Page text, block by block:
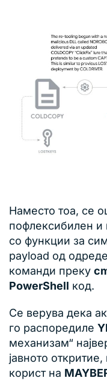
Наместо тоа, се
пофлексибилен и
со функции за
payload од
команди преку
PowerShell код.
Се верува дека
го распоредиле
механизам“
јавното
корист на